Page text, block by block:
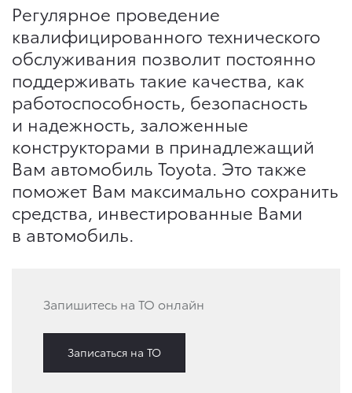
Регулярное проведение
квалифицированного технического
обслуживания позволит постоянно
поддерживать такие качества, как
работоспособность, безопасность
и надежность, заложенные
конструкторами в принадлежащий
Вам автомобиль Toyota. Это также
поможет Вам максимально сохранить
средства, инвестированные Вами
в автомобиль.
Запишитесь на ТО онлайн
Записаться на ТО